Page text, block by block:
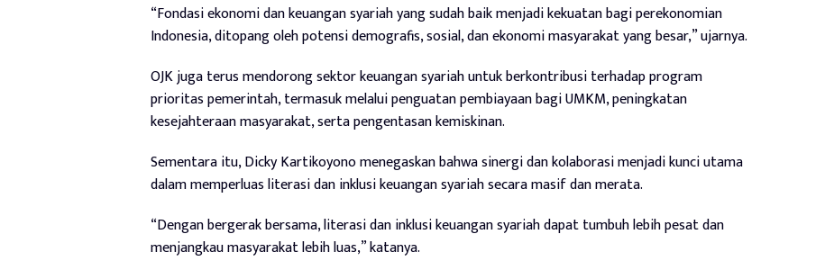
“Fondasi ekonomi dan keuangan syariah yang sudah baik menjadi kekuatan bagi perekonomian
Indonesia, ditopang oleh potensi demografis, sosial, dan ekonomi masyarakat yang besar,” ujarnya.
OJK juga terus mendorong sektor keuangan syariah untuk berkontribusi terhadap program
prioritas pemerintah, termasuk melalui penguatan pembiayaan bagi UMKM, peningkatan
kesejahteraan masyarakat, serta pengentasan kemiskinan.
Sementara itu, Dicky Kartikoyono menegaskan bahwa sinergi dan kolaborasi menjadi kunci utama
dalam memperluas literasi dan inklusi keuangan syariah secara masif dan merata.
“Dengan bergerak bersama, literasi dan inklusi keuangan syariah dapat tumbuh lebih pesat dan
menjangkau masyarakat lebih luas,” katanya.